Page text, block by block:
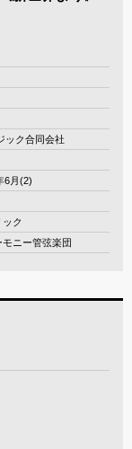
ック合同会社
6月(2)
ク
ニー管弦楽団